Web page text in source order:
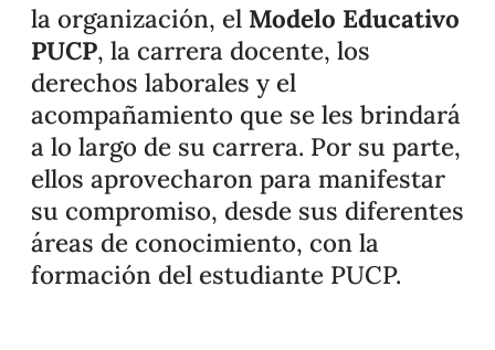
la organización, el Modelo Educativo
PUCP, la carrera docente, los
derechos laborales y el
acompañamiento que se les brindará
a lo largo de su carrera. Por su parte,
ellos aprovecharon para manifestar
su compromiso, desde sus diferentes
áreas de conocimiento, con la
formación del estudiante PUCP.